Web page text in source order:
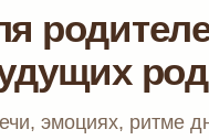
эмоциях, ритме